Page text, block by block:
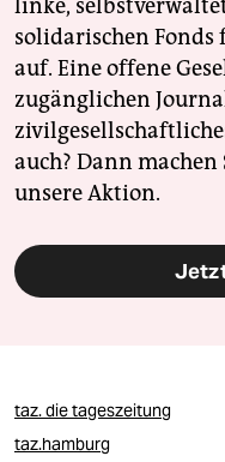
linke,
solidarischen Fonds
auf. Eine offene
zugänglichen
auch? Dann
unsere Aktion.
taz. die tageszeitung
taz.hamburg